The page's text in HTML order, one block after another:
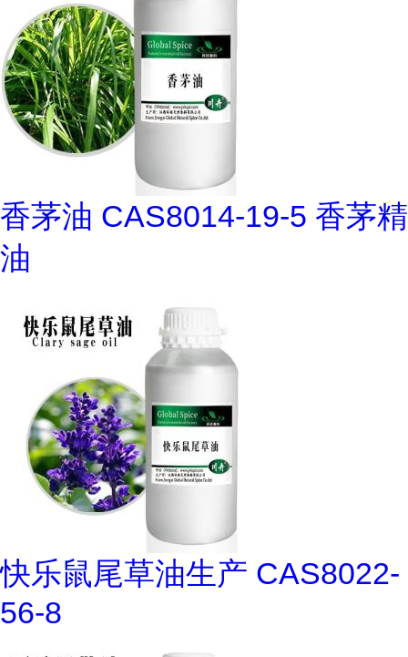
香茅油 CAS8014-19-5 香茅精
油
快乐鼠尾草油生产 CAS8022-
56-8